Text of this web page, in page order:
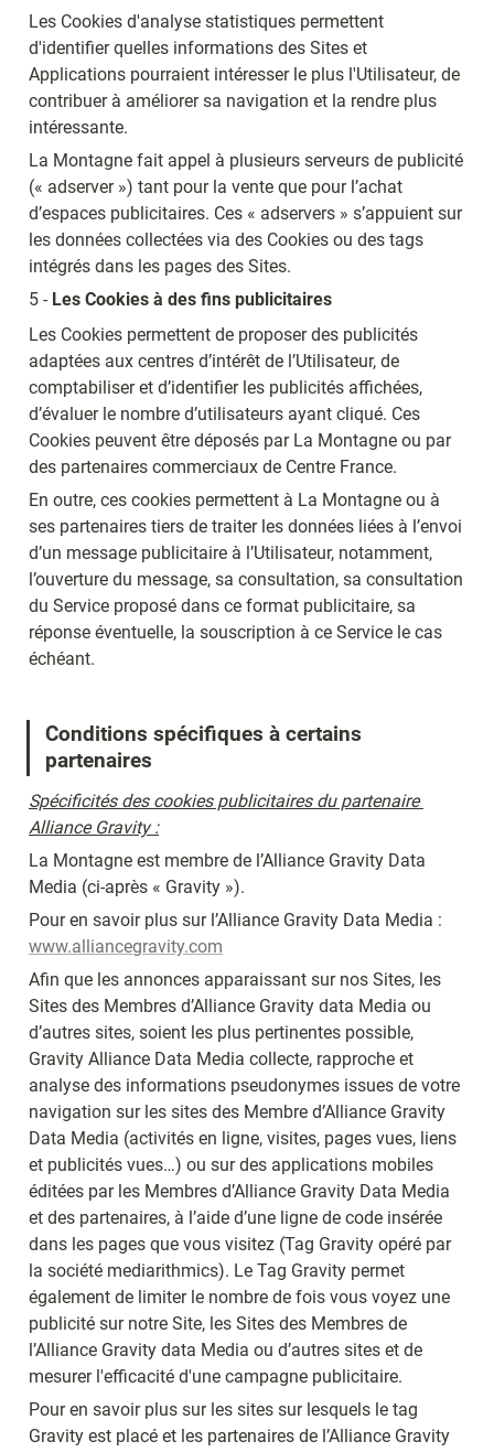
Les Cookies d'analyse statistiques permettent
d'identifier quelles informations des Sites et
Applications pourraient intéresser le plus l'Utilisateur, de
contribuer à améliorer sa navigation et la rendre plus
intéressante.
La Montagne fait appel à plusieurs serveurs de publicité
(« adserver ») tant pour la vente que pour l’achat
d’espaces publicitaires. Ces « adservers » s’appuient sur
les données collectées via des Cookies ou des tags
intégrés dans les pages des Sites.
5 - Les Cookies à des fins publicitaires
Les Cookies permettent de proposer des publicités
adaptées aux centres d’intérêt de l’Utilisateur, de
comptabiliser et d’identifier les publicités affichées,
d’évaluer le nombre d’utilisateurs ayant cliqué. Ces
Cookies peuvent être déposés par La Montagne ou par
des partenaires commerciaux de Centre France.
En outre, ces cookies permettent à La Montagne ou à
ses partenaires tiers de traiter les données liées à l’envoi
d’un message publicitaire à l’Utilisateur, notamment,
l’ouverture du message, sa consultation, sa consultation
du Service proposé dans ce format publicitaire, sa
réponse éventuelle, la souscription à ce Service le cas
échéant.
Conditions spécifiques à certains
partenaires
Spécificités des cookies publicitaires du partenaire
Alliance Gravity :
La Montagne est membre de l’Alliance Gravity Data
Media (ci-après « Gravity »).
www.alliancegravity.com
Afin que les annonces apparaissant sur nos Sites, les
Sites des Membres d’Alliance Gravity data Media ou
d’autres sites, soient les plus pertinentes possible,
Gravity Alliance Data Media collecte, rapproche et
analyse des informations pseudonymes issues de votre
navigation sur les sites des Membre d’Alliance Gravity
Data Media (activités en ligne, visites, pages vues, liens
et publicités vues…) ou sur des applications mobiles
éditées par les Membres d’Alliance Gravity Data Media
et des partenaires, à l’aide d’une ligne de code insérée
dans les pages que vous visitez (Tag Gravity opéré par
la société mediarithmics). Le Tag Gravity permet
également de limiter le nombre de fois vous voyez une
publicité sur notre Site, les Sites des Membres de
l’Alliance Gravity data Media ou d’autres sites et de
mesurer l'efficacité d'une campagne publicitaire.
Pour en savoir plus sur les sites sur lesquels le tag
Gravity est placé et les partenaires de l’Alliance Gravity